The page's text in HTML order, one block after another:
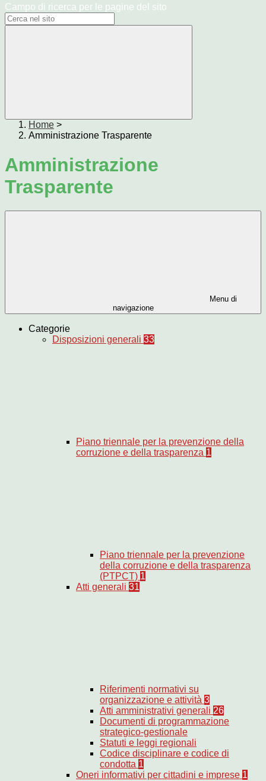
Campo di ricerca per le pagine del sito
Home >
Amministrazione Trasparente
Amministrazione
Trasparente
Menu di
navigazione
Categorie
Disposizioni generali 33
Piano triennale per la prevenzione della
corruzione e della trasparenza 1
Piano triennale per la prevenzione
della corruzione e della trasparenza
(PTPCT) 1
Atti generali 31
Riferimenti normativi su
organizzazione e attività 3
Atti amministrativi generali 26
Documenti di programmazione
strategico-gestionale
Statuti e leggi regionali
Codice disciplinare e codice di
condotta 1
Oneri informativi per cittadini e imprese 1